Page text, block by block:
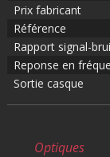
Prix fabricant
Référence
Rapport signal-
Reponse en
Sortie casque
Optiques